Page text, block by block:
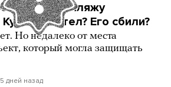
попал по пляжу
он летел? Его сбили?
Но недалеко от места
который могла защищать
5 дней назад